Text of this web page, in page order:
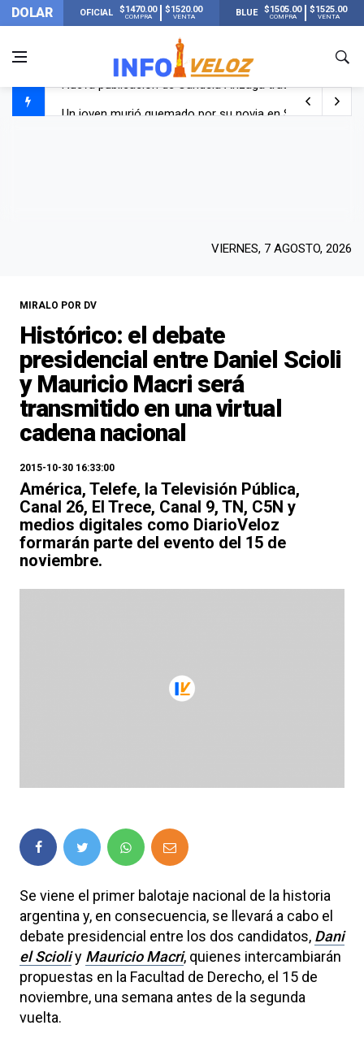
DOLAR OFICIAL $1470.00
COMPRA
$1520.00
VENTA BLUE $1505.00
COMPRA
$1525.00
VENTA
Un joven murió quemado por su novia en San Luis:
VIERNES, 7 AGOSTO, 2026
MIRALO POR DV
Histórico: el debate
presidencial entre Daniel Scioli
y Mauricio Macri será
transmitido en una virtual
cadena nacional
2015-10-30 16:33:00
América, Telefe, la Televisión Pública,
Canal 26, El Trece, Canal 9, TN, C5N y
medios digitales como DiarioVeloz
formarán parte del evento del 15 de
noviembre.
Se viene el primer balotaje nacional de la historia
argentina y, en consecuencia, se llevará a cabo el
debate presidencial entre los dos candidatos, Dani
el Scioliy Mauricio Macri, quienes intercambiarán
propuestas en la Facultad de Derecho, el 15 de
noviembre, una semana antes de la segunda
vuelta.